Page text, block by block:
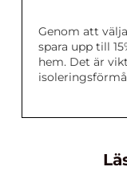
Genom att
spara upp till
hem. Det är